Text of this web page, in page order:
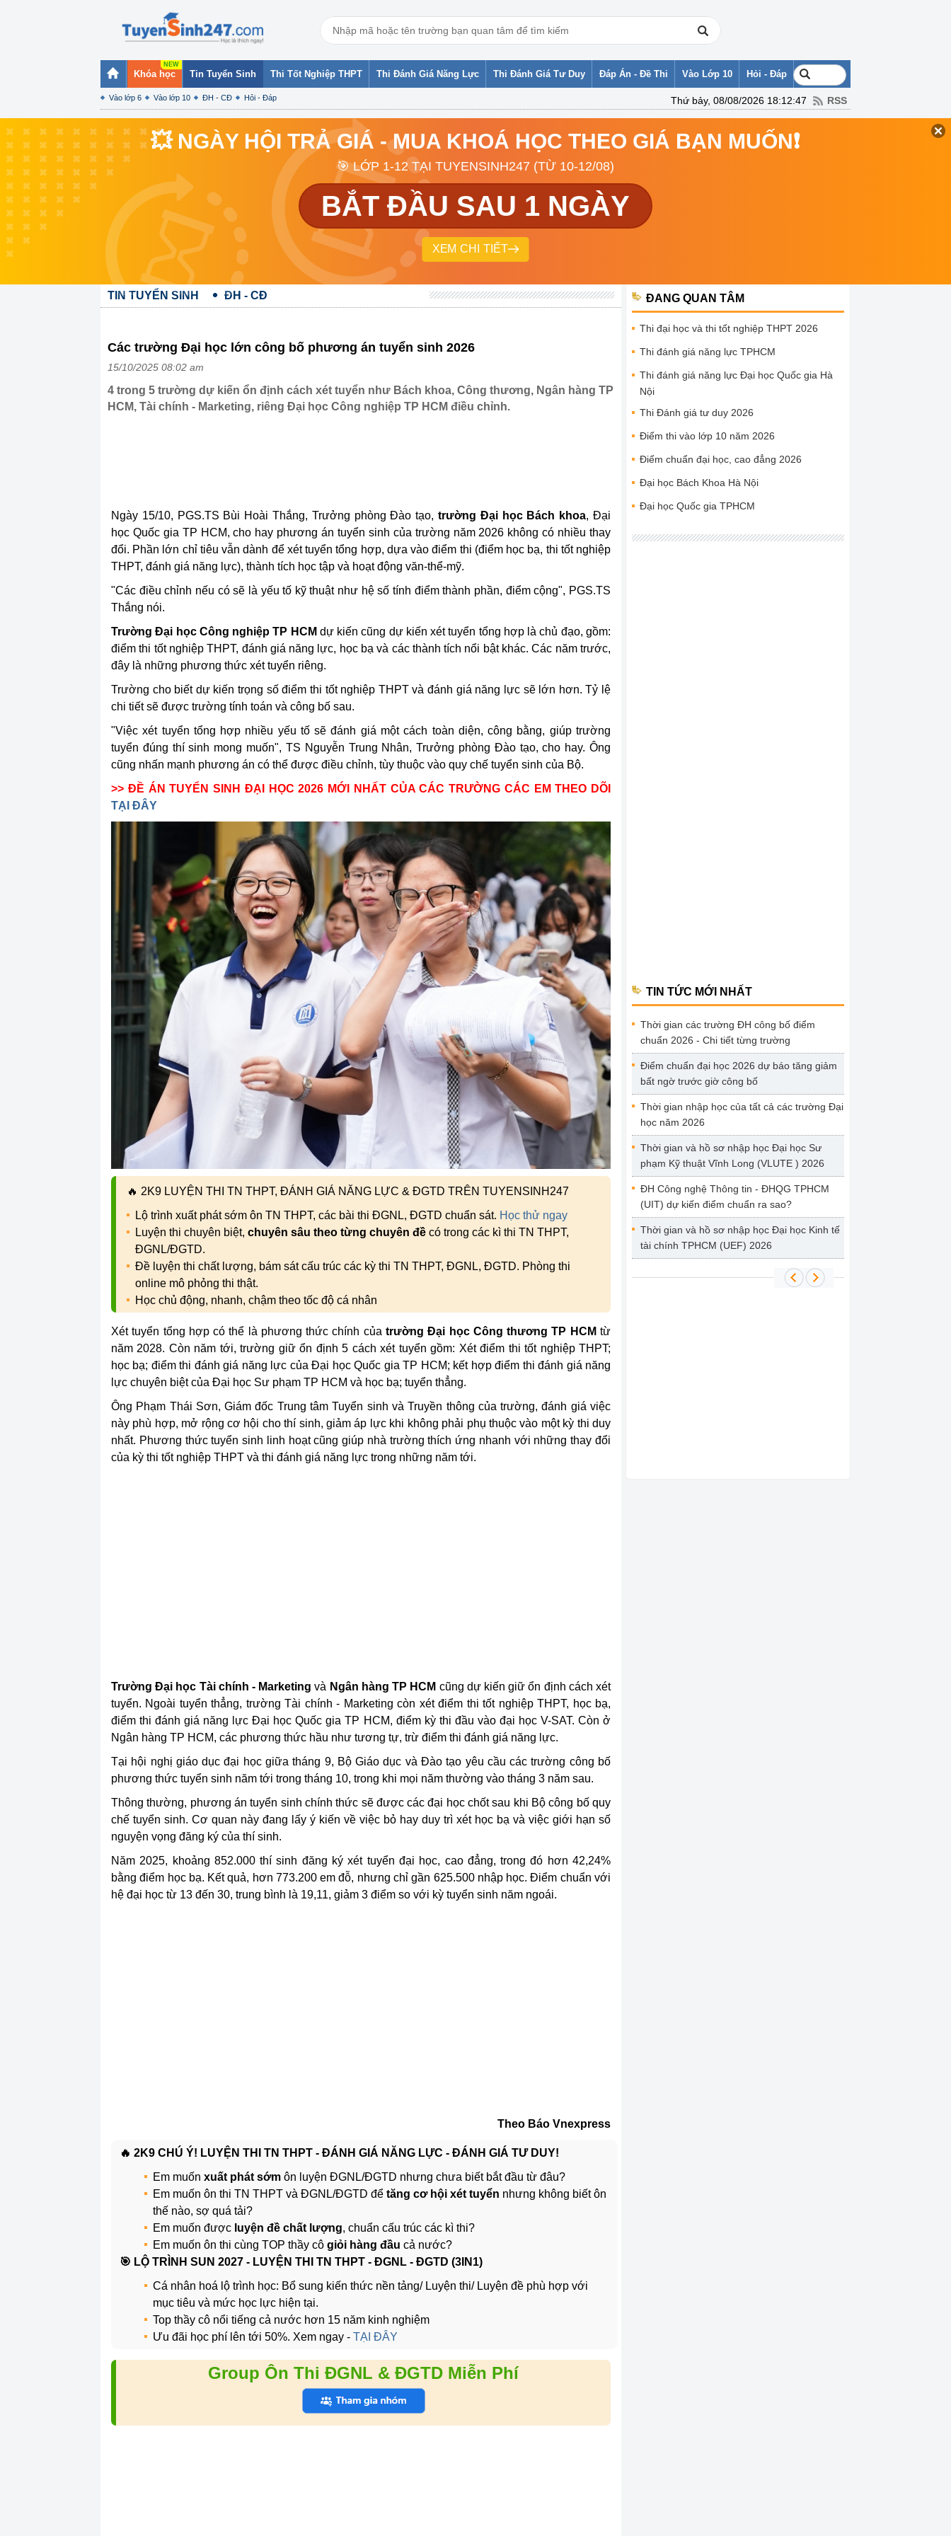
Khóa học Tin Tuyển Sinh
Vào lớp 6 Vào lớp 10 ĐH - CĐ Hỏi - Đáp
Thi Tốt Nghiệp THPT Thi Đánh Giá Năng Lực Thi Đánh Giá Tư Duy Đáp Án - Đề Thi Vào Lớp 10 Hỏi - Đáp
Thứ bảy, 08/08/2026 18:12:47 RSS
💥 NGÀY HỘI TRẢ GIÁ - MUA KHOÁ HỌC THEO GIÁ BẠN MUỐN❗
🎯 LỚP 1-12 TẠI TUYENSINH247 (TỪ 10-12/08)
BẮT ĐẦU SAU 1 NGÀY
XEM CHI TIẾT
TIN TUYỂN SINH ĐH - CĐ
Các trường Đại học lớn công bố phương án tuyển sinh 2026
15/10/2025 08:02 am
4 trong 5 trường dự kiến ổn định cách xét tuyển như Bách khoa, Công thương, Ngân hàng TP
HCM, Tài chính - Marketing, riêng Đại học Công nghiệp TP HCM điều chỉnh.
Ngày 15/10, PGS.TS Bùi Hoài Thắng, Trưởng phòng Đào tạo, trường Đại học Bách khoa, Đại
học Quốc gia TP HCM, cho hay phương án tuyển sinh của trường năm 2026 không có nhiều thay
đổi. Phần lớn chỉ tiêu vẫn dành để xét tuyển tổng hợp, dựa vào điểm thi (điểm học bạ, thi tốt nghiệp
THPT, đánh giá năng lực), thành tích học tập và hoạt động văn-thể-mỹ.
"Các điều chỉnh nếu có sẽ là yếu tố kỹ thuật như hệ số tính điểm thành phần, điểm cộng", PGS.TS
Thắng nói.
Trường Đại học Công nghiệp TP HCM dự kiến cũng dự kiến xét tuyển tổng hợp là chủ đạo, gồm:
điểm thi tốt nghiệp THPT, đánh giá năng lực, học bạ và các thành tích nổi bật khác. Các năm trước,
đây là những phương thức xét tuyển riêng.
Trường cho biết dự kiến trọng số điểm thi tốt nghiệp THPT và đánh giá năng lực sẽ lớn hơn. Tỷ lệ
chi tiết sẽ được trường tính toán và công bố sau.
"Việc xét tuyển tổng hợp nhiều yếu tố sẽ đánh giá một cách toàn diện, công bằng, giúp trường
tuyển đúng thí sinh mong muốn", TS Nguyễn Trung Nhân, Trưởng phòng Đào tạo, cho hay. Ông
cũng nhấn mạnh phương án có thể được điều chỉnh, tùy thuộc vào quy chế tuyển sinh của Bộ.
>> ĐỀ ÁN TUYỂN SINH ĐẠI HỌC 2026 MỚI NHẤT CỦA CÁC TRƯỜNG CÁC EM THEO DÕI
TẠI ĐÂY
🔥 2K9 LUYỆN THI TN THPT, ĐÁNH GIÁ NĂNG LỰC & ĐGTD TRÊN TUYENSINH247
Lộ trình xuất phát sớm ôn TN THPT, các bài thi ĐGNL, ĐGTD chuẩn sát. Học thử ngay
Luyện thi chuyên biệt, chuyên sâu theo từng chuyên đề có trong các kì thi TN THPT,
ĐGNL/ĐGTD.
Đề luyện thi chất lượng, bám sát cấu trúc các kỳ thi TN THPT, ĐGNL, ĐGTD. Phòng thi
online mô phỏng thi thật.
Học chủ động, nhanh, chậm theo tốc độ cá nhân
Xét tuyển tổng hợp có thể là phương thức chính củatrường Đại học Công thương TP HCMtừ
năm 2028. Còn năm tới, trường giữ ổn định 5 cách xét tuyển gồm: Xét điểm thi tốt nghiệp THPT;
học bạ; điểm thi đánh giá năng lực của Đại học Quốc gia TP HCM; kết hợp điểm thi đánh giá năng
lực chuyên biệt của Đại học Sư phạm TP HCM và học bạ; tuyển thẳng.
Ông Phạm Thái Sơn, Giám đốc Trung tâm Tuyển sinh và Truyền thông của trường, đánh giá việc
này phù hợp, mở rộng cơ hội cho thí sinh, giảm áp lực khi không phải phụ thuộc vào một kỳ thi duy
nhất. Phương thức tuyển sinh linh hoạt cũng giúp nhà trường thích ứng nhanh với những thay đổi
của kỳ thi tốt nghiệp THPT và thi đánh giá năng lực trong những năm tới.
Trường Đại học Tài chính - Marketing và Ngân hàng TP HCM cũng dự kiến giữ ổn định cách xét
tuyển. Ngoài tuyển thẳng, trường Tài chính - Marketing còn xét điểm thi tốt nghiệp THPT, học bạ,
điểm thi đánh giá năng lực Đại học Quốc gia TP HCM, điểm kỳ thi đầu vào đại học V-SAT. Còn ở
Ngân hàng TP HCM, các phương thức hầu như tương tự, trừ điểm thi đánh giá năng lực.
Tại hội nghị giáo dục đại học giữa tháng 9, Bộ Giáo dục và Đào tạo yêu cầu các trường công bố
phương thức tuyển sinh năm tới trong tháng 10, trong khi mọi năm thường vào tháng 3 năm sau.
Thông thường, phương án tuyển sinh chính thức sẽ được các đại học chốt sau khi Bộ công bố quy
chế tuyển sinh. Cơ quan này đang lấy ý kiến về việc bỏ hay duy trì xét học bạ và việc giới hạn số
nguyện vọng đăng ký của thí sinh.
Năm 2025, khoảng 852.000 thí sinh đăng ký xét tuyển đại học, cao đẳng, trong đó hơn 42,24%
bằng điểm học bạ. Kết quả, hơn 773.200 em đỗ, nhưng chỉ gần 625.500 nhập học. Điểm chuẩn với
hệ đại học từ 13 đến 30, trung bình là 19,11, giảm 3 điểm so với kỳ tuyển sinh năm ngoái.
Theo Báo Vnexpress
🔥 2K9 CHÚ Ý! LUYỆN THI TN THPT - ĐÁNH GIÁ NĂNG LỰC - ĐÁNH GIÁ TƯ DUY!
Em muốn xuất phát sớm ôn luyện ĐGNL/ĐGTD nhưng chưa biết bắt đầu từ đâu?
Em muốn ôn thi TN THPT và ĐGNL/ĐGTD để tăng cơ hội xét tuyển nhưng không biết ôn
thế nào, sợ quá tải?
Em muốn được luyện đề chất lượng, chuẩn cấu trúc các kì thi?
Em muốn ôn thi cùng TOP thầy cô giỏi hàng đầu cả nước?
️🎯 LỘ TRÌNH SUN 2027 - LUYỆN THI TN THPT - ĐGNL - ĐGTD (3IN1)
Cá nhân hoá lộ trình học: Bổ sung kiến thức nền tảng/ Luyện thi/ Luyện đề phù hợp với
mục tiêu và mức học lực hiện tại.
Top thầy cô nổi tiếng cả nước hơn 15 năm kinh nghiệm
Ưu đãi học phí lên tới 50%. Xem ngay - TẠI ĐÂY
Group Ôn Thi ĐGNL & ĐGTD Miễn Phí
ĐANG QUAN TÂM
Thi đại học và thi tốt nghiệp THPT 2026
Thi đánh giá năng lực TPHCM
Thi đánh giá năng lực Đại học Quốc gia Hà
Nội
Thi Đánh giá tư duy 2026
Điểm thi vào lớp 10 năm 2026
Điểm chuẩn đại học, cao đẳng 2026
Đại học Bách Khoa Hà Nội
Đại học Quốc gia TPHCM
TIN TỨC MỚI NHẤT
Thời gian các trường ĐH công bố điểm
chuẩn 2026 - Chi tiết từng trường
Điểm chuẩn đại học 2026 dự báo tăng giảm
bất ngờ trước giờ công bố
Thời gian nhập học của tất cả các trường Đại
học năm 2026
Thời gian và hồ sơ nhập học Đại học Sư
phạm Kỹ thuật Vĩnh Long (VLUTE ) 2026
ĐH Công nghệ Thông tin - ĐHQG TPHCM
(UIT) dự kiến điểm chuẩn ra sao?
Thời gian và hồ sơ nhập học Đại học Kinh tế
tài chính TPHCM (UEF) 2026